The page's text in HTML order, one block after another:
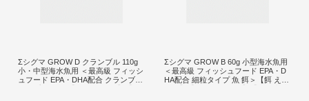
Σシグマ GROW D クランブル 110g
小・中型海水魚用 ＜最高級 フィッシ
ュフード EPA・DHA配合 クランブル
Σシグマ GROW B 60g 小型海水魚用
＜最高級 フィッシュフード EPA・D
HA配合 細粒タイプ 魚 餌＞【餌 えさ